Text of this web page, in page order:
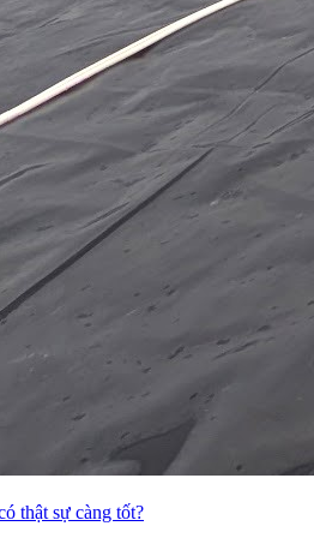
thật sự càng tốt?